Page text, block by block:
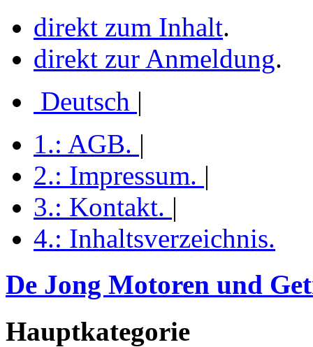
direkt zum Inhalt.
direkt zur Anmeldung.
Deutsch |
1.: AGB. |
2.: Impressum. |
3.: Kontakt. |
4.: Inhaltsverzeichnis.
De Jong Motoren und
Hauptkategorie